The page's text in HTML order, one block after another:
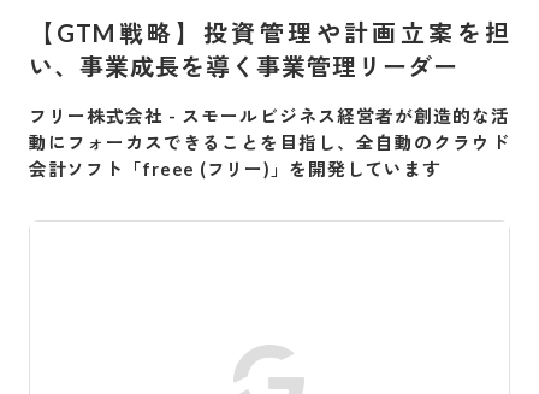
【GTM戦略】投資管理や計画立案を担
い、事業成長を導く事業管理リーダー
フリー株式会社 - スモールビジネス経営者が創造的な活
動にフォーカスできることを目指し、全自動のクラウド
会計ソフト「freee (フリー)」を開発しています